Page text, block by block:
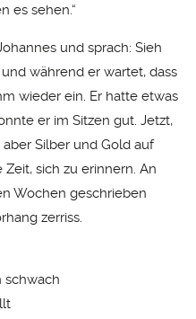
es sehen.“
und sprach: Sieh
während er wartet, dass
wieder ein. Er hatte etwas
er im Sitzen gut. Jetzt,
Silber und Gold auf
sich zu erinnern. An
Wochen geschrieben
zerriss.
schwach